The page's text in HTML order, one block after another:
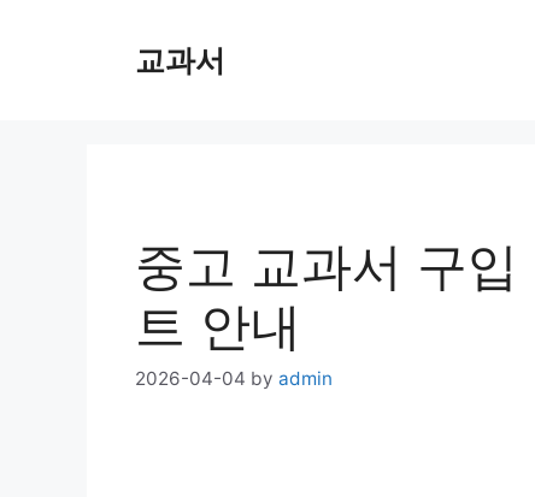
교과서
중고 교과서 구
트 안내
2026-04-04 by admin